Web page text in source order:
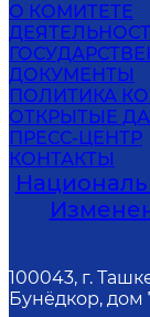
О КОМИТЕТЕ
ДОКУМЕНТЫ
ПОЛИТИКА
ОТКРЫТЫЕ
ПРЕСС-ЦЕНТР
КОНТАКТЫ
100043, г.
Бунёдкор, дом